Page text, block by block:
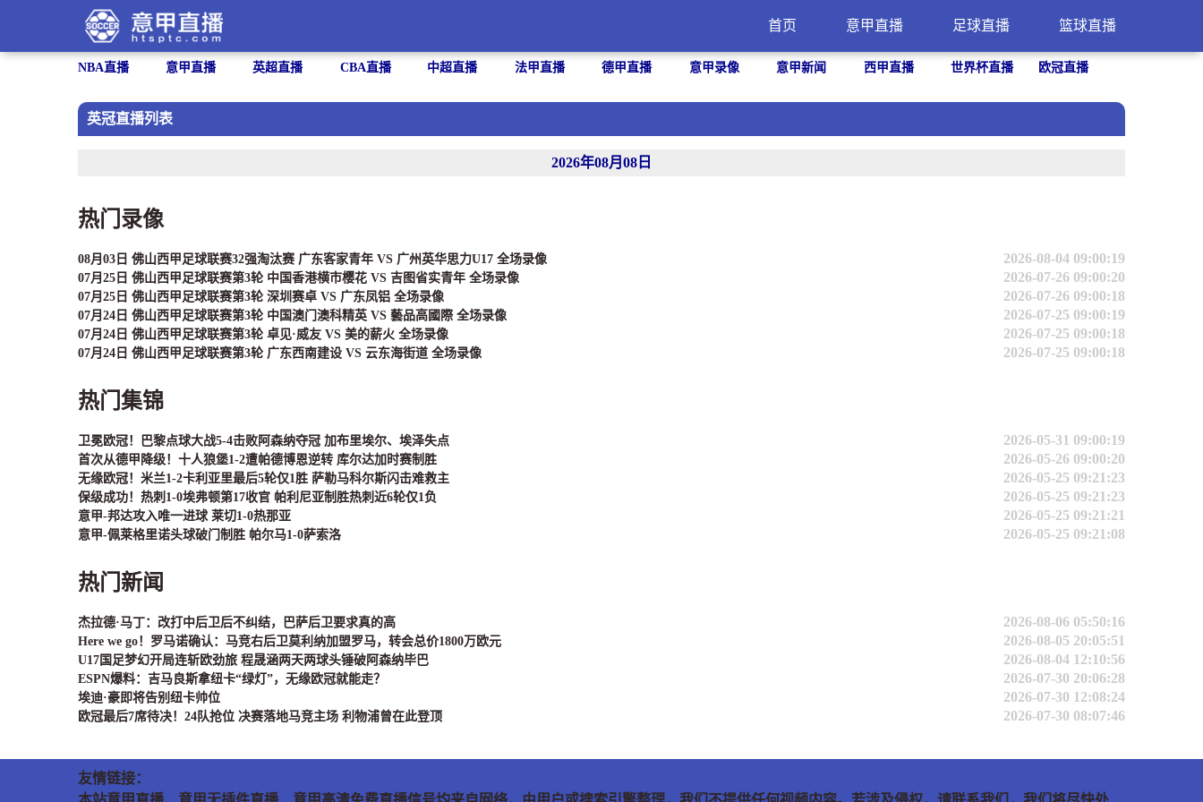
首页 意甲直播 足球直播 篮球直播
NBA直播 意甲直播 英超直播 CBA直播 中超直播 法甲直播 德甲直播 意甲录像 意甲新闻 西甲直播 世界杯直播 欧冠直播
英冠直播列表
2026年08月08日
热门录像
08月03日 佛山西甲足球联赛32强淘汰赛 广东客家青年 VS 广州英华思力U17 全场录像 2026-08-04 09:00:19
07月25日 佛山西甲足球联赛第3轮 中国香港横市樱花 VS 吉图省实青年 全场录像 2026-07-26 09:00:20
07月25日 佛山西甲足球联赛第3轮 深圳赛卓 VS 广东凤铝 全场录像 2026-07-26 09:00:18
07月24日 佛山西甲足球联赛第3轮 中国澳门澳科精英 VS 藝品高國際 全场录像 2026-07-25 09:00:19
07月24日 佛山西甲足球联赛第3轮 卓见·威友 VS 美的薪火 全场录像 2026-07-25 09:00:18
07月24日 佛山西甲足球联赛第3轮 广东西南建设 VS 云东海街道 全场录像 2026-07-25 09:00:18
热门集锦
卫冕欧冠！巴黎点球大战5-4击败阿森纳夺冠 加布里埃尔、埃泽失点 2026-05-31 09:00:19
首次从德甲降级！十人狼堡1-2遭帕德博恩逆转 库尔达加时赛制胜 2026-05-26 09:00:20
无缘欧冠！米兰1-2卡利亚里最后5轮仅1胜 萨勒马科尔斯闪击难救主 2026-05-25 09:21:23
保级成功！热刺1-0埃弗顿第17收官 帕利尼亚制胜热刺近6轮仅1负 2026-05-25 09:21:23
意甲-邦达攻入唯一进球 莱切1-0热那亚 2026-05-25 09:21:21
意甲-佩莱格里诺头球破门制胜 帕尔马1-0萨索洛 2026-05-25 09:21:08
热门新闻
杰拉德·马丁：改打中后卫后不纠结，巴萨后卫要求真的高 2026-08-06 05:50:16
Here we go！罗马诺确认：马竞右后卫莫利纳加盟罗马，转会总价1800万欧元 2026-08-05 20:05:51
U17国足梦幻开局连斩欧劲旅 程晟涵两天两球头锤破阿森纳毕巴 2026-08-04 12:10:56
ESPN爆料：吉马良斯拿纽卡“绿灯”，无缘欧冠就能走？ 2026-07-30 20:06:28
埃迪·豪即将告别纽卡帅位 2026-07-30 12:08:24
欧冠最后7席待决！24队抢位 决赛落地马竞主场 利物浦曾在此登顶 2026-07-30 08:07:46
友情链接：